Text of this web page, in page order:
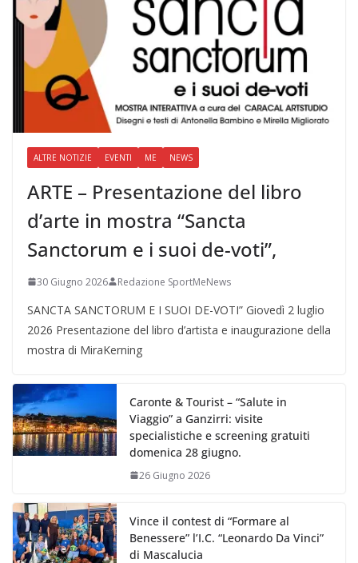
ALTRE NOTIZIE EVENTI ME NEWS
ARTE – Presentazione del libro
d’arte in mostra “Sancta
Sanctorum e i suoi de-voti”,
30 Giugno 2026 Redazione SportMeNews
SANCTA SANCTORUM E I SUOI DE-VOTI” Giovedì 2 luglio
2026 Presentazione del libro d’artista e inaugurazione della
mostra di MiraKerning
Caronte & Tourist – “Salute in
Viaggio” a Ganzirri: visite
specialistiche e screening gratuiti
domenica 28 giugno.
26 Giugno 2026
Vince il contest di “Formare al
Benessere” l’I.C. “Leonardo Da Vinci”
di Mascalucia